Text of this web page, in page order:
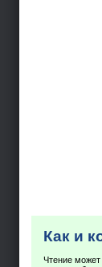
Как и
Чтение